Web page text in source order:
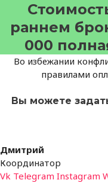
раннем
000
Во избежании
правилами
Вы можете
Дмитрий
Координатор
Vk Telegram Instagram